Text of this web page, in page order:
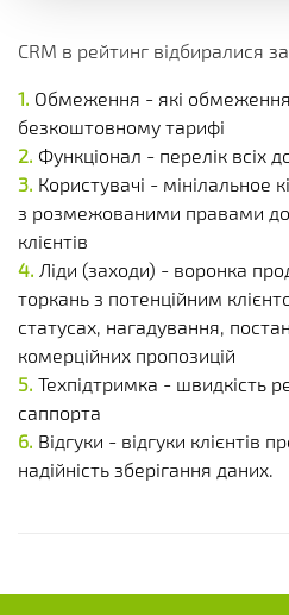
CRM в рейтинг відбиралися
Обмеження - які
безкоштовному тарифі
Функціонал - перелік всіх
Користувачі - мінілальное
з розмежованими правами
клієнтів
Ліди (заходи) - воронка
торкань з потенційним
статусах, нагадування,
комерційних пропозицій
Техпідтримка - швидкість
саппорта
Відгуки - відгуки клієнтів
надійність зберігання даних.